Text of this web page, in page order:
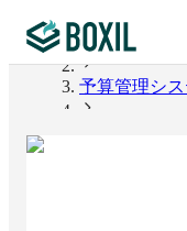
カテゴリから探す
BOXIL
予算管理シス